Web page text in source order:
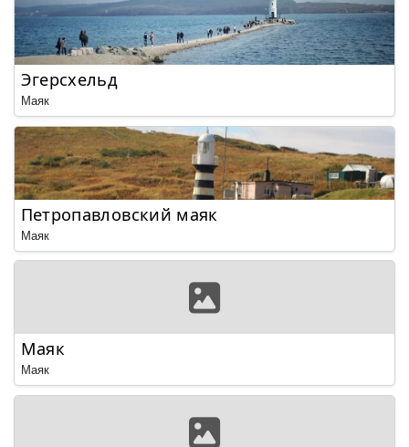
Эгерсхельд
Маяк
Петропавловский маяк
Маяк
Маяк
Маяк